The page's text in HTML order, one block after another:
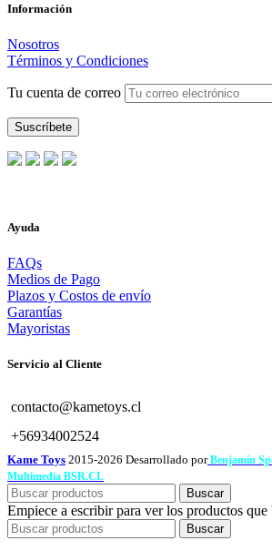
Información
Nosotros
Términos y Condiciones
Tu cuenta de correo
Ayuda
FAQs
Medios de Pago
Plazos y Costos de envío
Garantías
Mayoristas
Servicio al Cliente
contacto@kametoys.cl
+56934002524
Kame Toys 2015-2026 Desarrollado porBenjamín
Multimedia BSR.CL
Buscar
Empiece a escribir para ver los productos que
Buscar